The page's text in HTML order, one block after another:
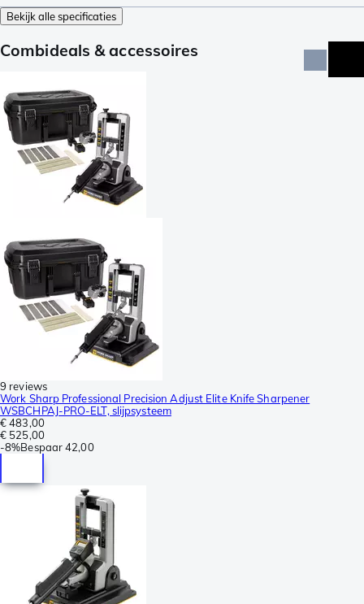
Bekijk alle specificaties
Combideals & accessoires
9 reviews
Work Sharp Professional Precision Adjust Elite Knife Sharpener
WSBCHPAJ-PRO-ELT, slijpsysteem
€ 483,00
€ 525,00
-8%Bespaar42,00